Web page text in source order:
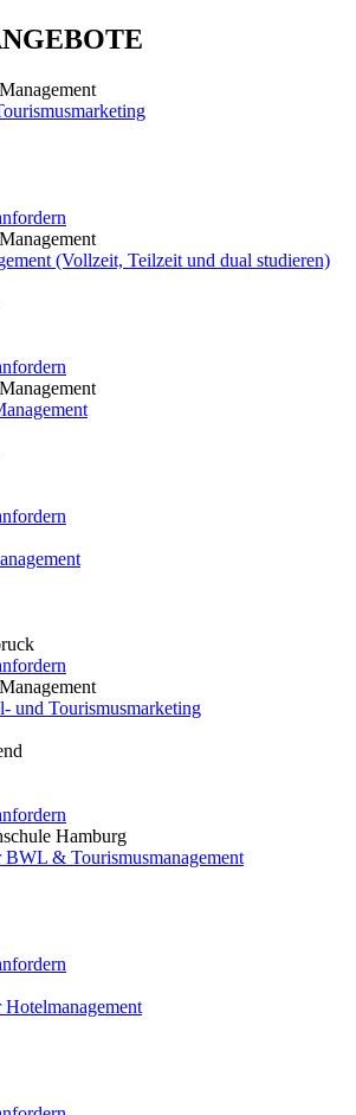
(Vollzeit, Teilzeit und dual studieren)
und Tourismusmarketing
Hamburg
& Tourismusmanagement